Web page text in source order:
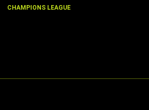
CHAMPIONS LEAGUE